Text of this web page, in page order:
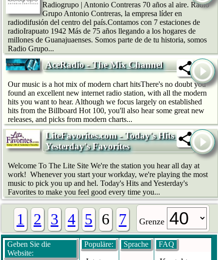
Radiogrupo | Antonio Contreras 70 años al aire. Radio
Grupo Antonio Contreras, la empresa líder en
radiodifusión del centro del país.Contamos con 7 estaciones de
radioIrapuato 1942 Más de 75 años llegando a los hogares de
millones de Guanajuaenses. Somos parte de de tu historia, somos
Radio Grupo...
AceRadio - The Mix Channel
Our music is a hot mix of modern chart hitsThere's no doubt you
found an excellent new internet radio station, with all the modern
hits you want to hear. Although we focus largely on established
hits from the Billboard Hot 100, you'll also hear some great new
releases, and picks from modern charts...
LiteFavorites.com - Today's Hits &
Yesterday's Favorites
Welcome To The Lite Site We're the station you hear all day at
work! Whenever you start your workday, we're playing the most
music to pick you up and hel. Today's Hits and Yesterday's
Favorites to make you feel good every time you...
1 2 3 4 5 6 7 Grenze
Geben Sie die
Website:
Populäre: Sprache FAQ